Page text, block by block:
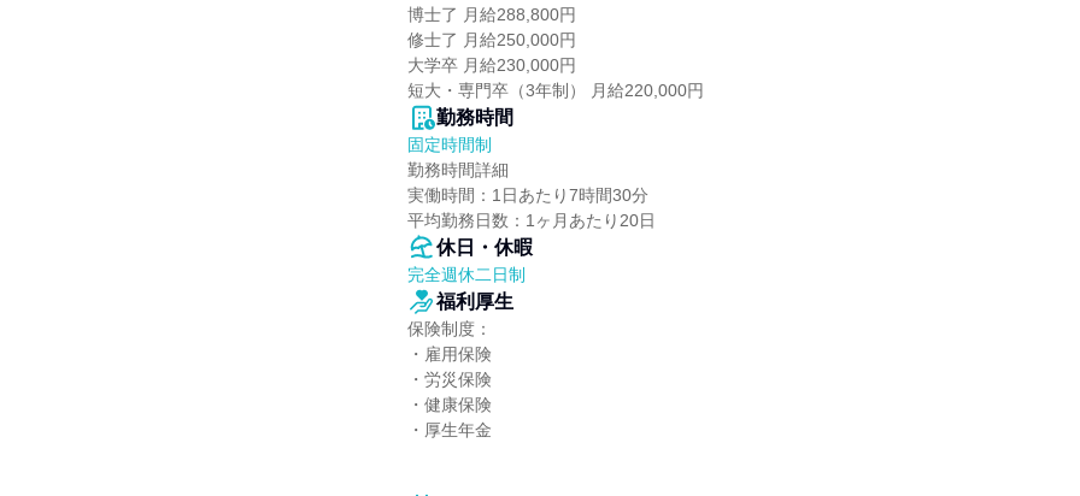
博士了 月給288,800円
修士了 月給250,000円
大学卒 月給230,000円
短大・専門卒（3年制） 月給220,000円
勤務時間
固定時間制
勤務時間詳細
実働時間：1日あたり7時間30分
平均勤務日数：1ヶ月あたり20日
休日・休暇
完全週休二日制
福利厚生
保険制度：
・雇用保険
・労災保険
・健康保険
・厚生年金